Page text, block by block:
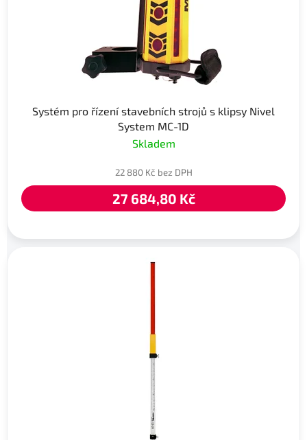
Systém pro řízení stavebních strojů s klipsy Nivel
System MC-1D
Skladem
22 880 Kč bez DPH
27 684,80 Kč